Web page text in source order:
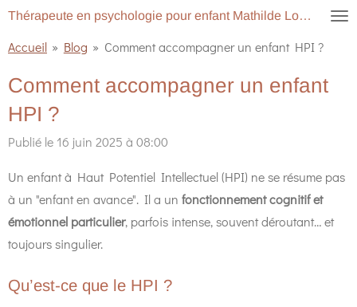
Passer
au
principal
Thérapeute en psychologie pour enfant Mathilde Lopes
Accueil » Blog » Comment accompagner un enfant HPI ?
Comment accompagner un enfant
HPI ?
Publié le 16 juin 2025 à 08:00
Un enfant à Haut Potentiel Intellectuel (HPI) ne se résume pas
à un "enfant en avance". Il a un fonctionnement cognitif et
émotionnel particulier, parfois intense, souvent déroutant… et
toujours singulier.
Qu’est-ce que le HPI ?